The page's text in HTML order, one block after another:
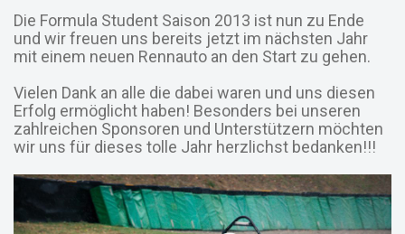
Die Formula Student Saison 2013 ist nun zu Ende
und wir freuen uns bereits jetzt im nächsten Jahr
mit einem neuen Rennauto an den Start zu gehen.
Vielen Dank an alle die dabei waren und uns diesen
Erfolg ermöglicht haben! Besonders bei unseren
zahlreichen Sponsoren und Unterstützern möchten
wir uns für dieses tolle Jahr herzlichst bedanken!!!